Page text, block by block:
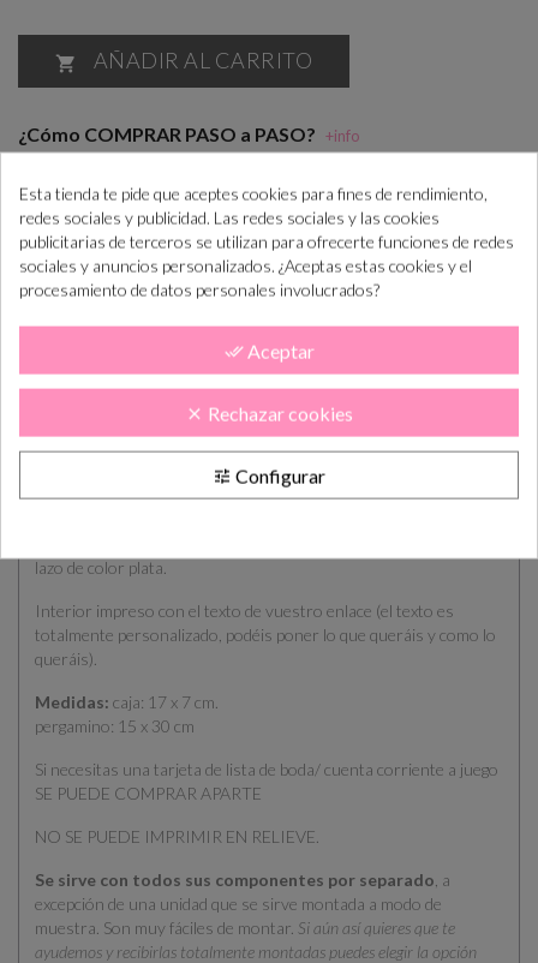
 AÑADIR AL CARRITO
¿Cómo COMPRAR PASO a PASO? +info
Realiza el pedido
En máx. 7 días
lab. te enviamos
el diseño
Confirma el
diseño
En máx. 14 días
lab. lo tendás en
CÓMO COMPRAR
PLAZOS DE ENTREGA
OPINIONES
Invitación de boda original pergamino con motivos florales
(corona floral) decorado por los bordes con unas plumas en
relieve. Ideal para boda con estilo campestre y rustico. Detalles
lazo de color plata.
Interior impreso con el texto de vuestro enlace (el texto es
totalmente personalizado, podéis poner lo que queráis y como lo
queráis).
Medidas: caja: 17 x 7 cm.
pergamino: 15 x 30 cm
Si necesitas una tarjeta de lista de boda/ cuenta corriente a juego
SE PUEDE COMPRAR APARTE
NO SE PUEDE IMPRIMIR EN RELIEVE.
Se sirve con todos sus componentes por separado , a
excepción de una unidad que se sirve montada a modo de
muestra. Son muy fáciles de montar. Si aún así quieres que te
ayudemos y recibirlas totalmente montadas puedes elegir la opción
Esta tienda te pide que aceptes cookies para fines de rendimiento,
redes sociales y publicidad. Las redes sociales y las cookies
publicitarias de terceros se utilizan para ofrecerte funciones de redes
sociales y anuncios personalizados. ¿Aceptas estas cookies y el
procesamiento de datos personales involucrados?
done_all Aceptar
clear Rechazar cookies
tune Configurar